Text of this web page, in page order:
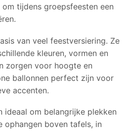
tijdens groepsfeesten een
van veel feestversiering. Ze
kleuren, vormen en
zorgen voor hoogte en
ballonnen perfect zijn voor
accenten.
ideaal om belangrijke plekken
ophangen boven tafels, in